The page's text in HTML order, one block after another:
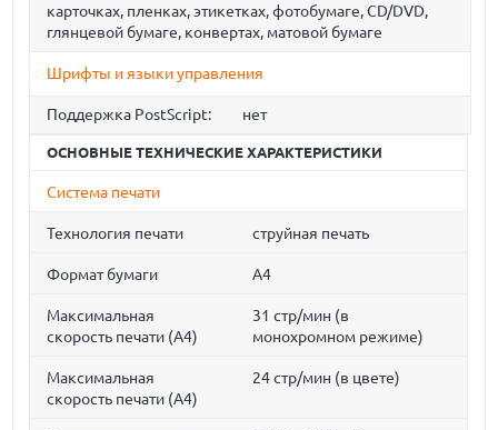
карточках, пленках, этикетках, фотобумаге, CD/DVD,
глянцевой бумаге, конвертах, матовой бумаге
Шрифты и языки управления
Поддержка PostScript: нет
ОСНОВНЫЕ ТЕХНИЧЕСКИЕ ХАРАКТЕРИСТИКИ
Система печати
Технология печати струйная печать
Формат бумаги A4
Максимальная
скорость печати (A4)
31 стр/мин (в
монохромном режиме)
Максимальная
скорость печати (A4)
24 стр/мин (в цвете)